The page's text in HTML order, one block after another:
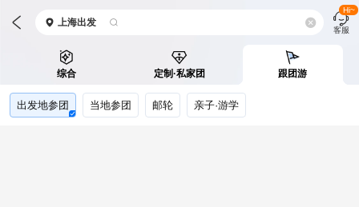
上海出发
客服
Hi~
综合 定制·私家团 跟团游
出发地参团 当地参团 邮轮 亲子·游学